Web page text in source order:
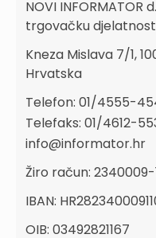
NOVI INFORMATOR
trgovačku djelatnost
Kneza Mislava 7/1,
Hrvatska
Telefon: 01/4555-
Telefaks: 01/4612-
info@informator.hr
Žiro račun: 2340009-
IBAN:
OIB: 03492821167